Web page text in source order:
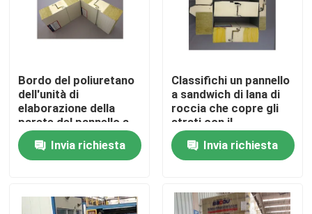
Casa
Prodotti
Circa noi
Bordo del poliuretano
dell'unità di
elaborazione della
parete del pannello a
sandwich di lana di
roccia dell'isolamento
Invia richiesta
Classifichi un pannello
a sandwich di lana di
roccia che copre gli
strati con il
sigillamento del
poliuretano a prova di
fuoco
Invia richiesta